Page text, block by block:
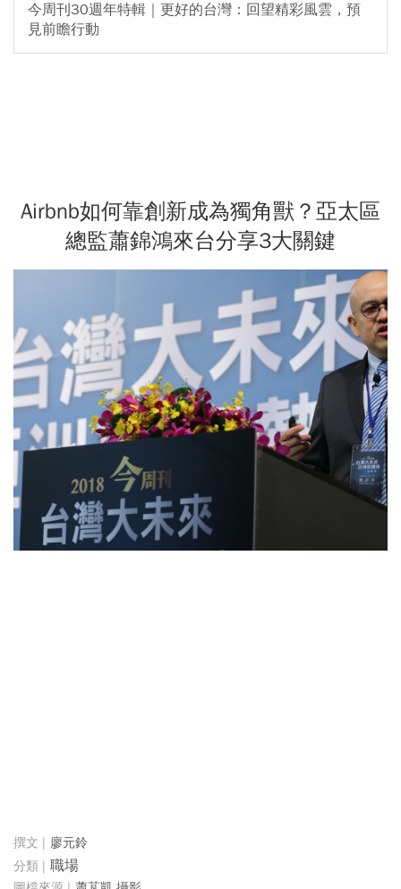
今周刊30週年特輯｜更好的台灣：回望精彩風雲，預
見前瞻行動
Airbnb如何靠創新成為獨角獸？亞太區
總監蕭錦鴻來台分享3大關鍵
廖元鈴
職場